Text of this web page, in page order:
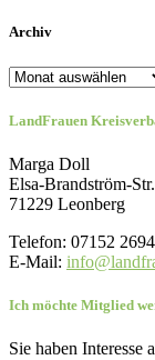
Archiv
Archiv
LandFrauen
Marga Doll
Elsa-Brandström-
71229 Leonberg
Telefon: 07152
E-Mail:
Ich möchte Mitglied
Sie haben Interesse